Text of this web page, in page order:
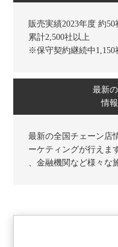
販売実績2023年度 約50
累計2,500社以上
※保守契約継続中1,150
最新
情
最新の全国チェーン店
ーケティングが行えま
、金融機関など様々な